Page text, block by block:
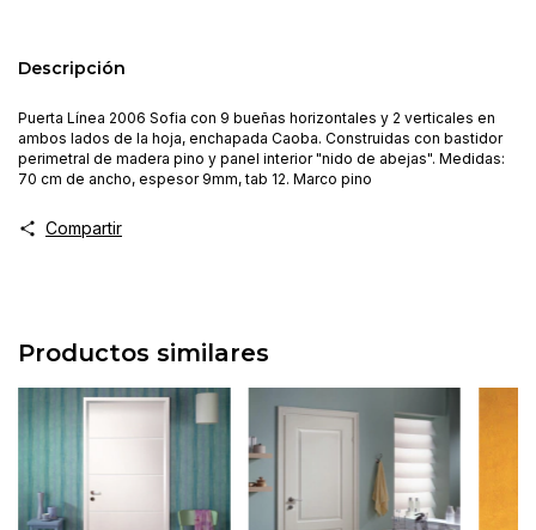
Descripción
Puerta Línea 2006 Sofia con 9 bueñas horizontales y 2 verticales en
ambos lados de la hoja, enchapada Caoba. Construidas con bastidor
perimetral de madera pino y panel interior "nido de abejas". Medidas:
70 cm de ancho, espesor 9mm, tab 12. Marco pino
Compartir
Productos similares